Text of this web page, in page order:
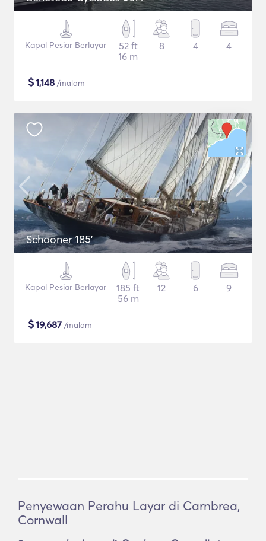
Kapal Pesiar Berlayar
52 ft
16 m
8 4 4
$1,148 /malam
Schooner 185'
Kapal Pesiar Berlayar
185 ft
56 m
12 6 9
$19,687 /malam
Penyewaan Perahu Layar di Carnbrea,
Cornwall